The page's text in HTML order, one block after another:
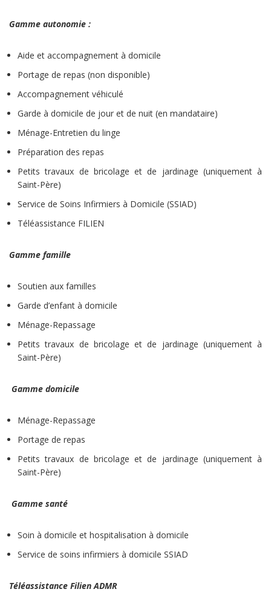
Gamme autonomie :
Aide et accompagnement à domicile
Portage de repas (non disponible)
Accompagnement véhiculé
Garde à domicile de jour et de nuit (en mandataire)
Ménage-Entretien du linge
Préparation des repas
Petits travaux de bricolage et de jardinage (uniquement à
Saint-Père)
Service de Soins Infirmiers à Domicile (SSIAD)
Téléassistance FILIEN
Gamme famille
Soutien aux familles
Garde d’enfant à domicile
Ménage-Repassage
Petits travaux de bricolage et de jardinage (uniquement à
Saint-Père)
Gamme domicile
Ménage-Repassage
Portage de repas
Petits travaux de bricolage et de jardinage (uniquement à
Saint-Père)
Gamme santé
Soin à domicile et hospitalisation à domicile
Service de soins infirmiers à domicile SSIAD
Téléassistance Filien ADMR